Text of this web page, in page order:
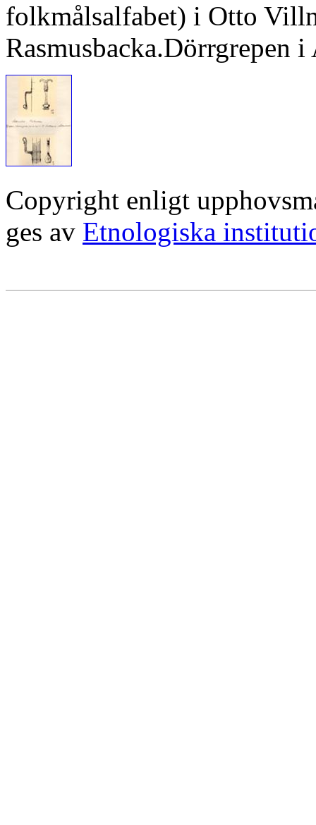
folkmålsalfabet) i Otto
Rasmusbacka.Dörrgrepen
Copyright enligt
ges av Etnologiska